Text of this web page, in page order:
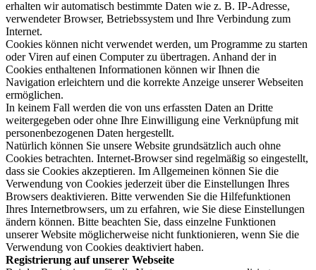
erhalten wir automatisch bestimmte Daten wie z. B. IP-Adresse,
verwendeter Browser, Betriebssystem und Ihre Verbindung zum
Internet.
Cookies können nicht verwendet werden, um Programme zu starten
oder Viren auf einen Computer zu übertragen. Anhand der in
Cookies enthaltenen Informationen können wir Ihnen die
Navigation erleichtern und die korrekte Anzeige unserer Webseiten
ermöglichen.
In keinem Fall werden die von uns erfassten Daten an Dritte
weitergegeben oder ohne Ihre Einwilligung eine Verknüpfung mit
personenbezogenen Daten hergestellt.
Natürlich können Sie unsere Website grundsätzlich auch ohne
Cookies betrachten. Internet-Browser sind regelmäßig so eingestellt,
dass sie Cookies akzeptieren. Im Allgemeinen können Sie die
Verwendung von Cookies jederzeit über die Einstellungen Ihres
Browsers deaktivieren. Bitte verwenden Sie die Hilfefunktionen
Ihres Internetbrowsers, um zu erfahren, wie Sie diese Einstellungen
ändern können. Bitte beachten Sie, dass einzelne Funktionen
unserer Website möglicherweise nicht funktionieren, wenn Sie die
Verwendung von Cookies deaktiviert haben.
Registrierung auf unserer Webseite